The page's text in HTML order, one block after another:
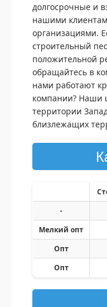
долгосрочные и
нашими
организациями.
строительный
положительной
обращайтесь в
нами работают
компании? Наши
территории
близлежащих
-
Мелкий опт
Опт
Опт